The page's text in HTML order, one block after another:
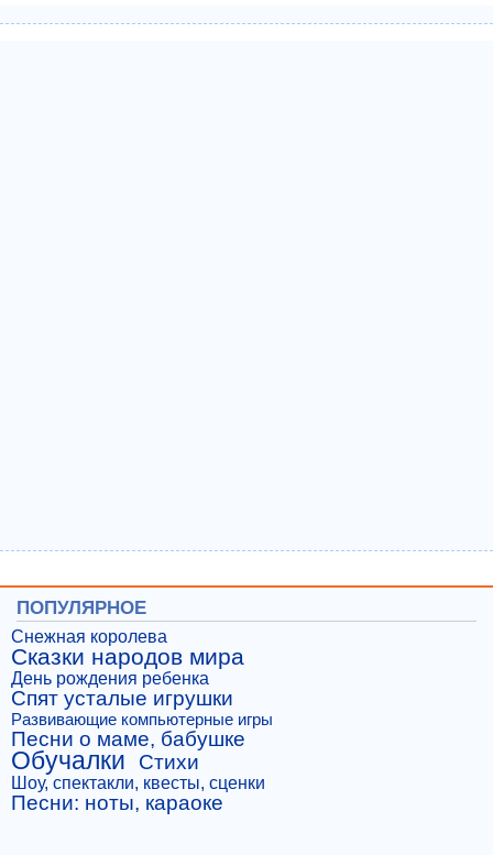
ПОПУЛЯРНОЕ
Снежная королева
Сказки народов мира
День рождения ребенка
Спят усталые игрушки
Развивающие компьютерные игры
Песни о маме, бабушке
Обучалки Стихи
Шоу, спектакли, квесты, сценки
Песни: ноты, караоке